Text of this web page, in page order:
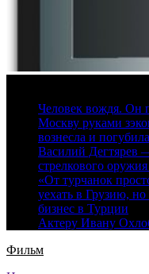
Человек вождя. Он
Москву руками
вознесла и
Василий Дегтярев
стрелкового
«От турчанок
уехать в Грузию,
бизнес в Турции
Актеру Ивану
Фильм